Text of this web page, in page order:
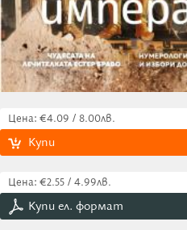
Цена: €4.09 / 8.00лв.
Купи
Цена: €2.55 / 4.99лв.
Купи ел. формат